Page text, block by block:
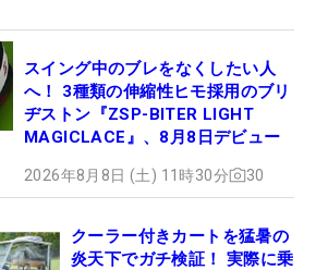
スイング中のブレをなくしたい人
へ！ 3種類の伸縮性ヒモ採用のブリ
ヂストン『ZSP-BITER LIGHT
MAGICLACE』、8月8日デビュー
2026年8月8日 (土) 11時30分 30
クーラー付きカートを猛暑の
炎天下でガチ検証！ 実際に乗